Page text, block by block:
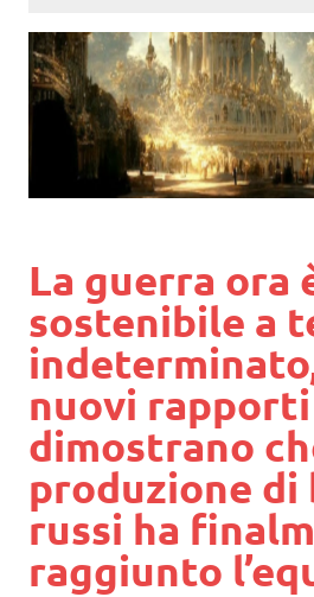
La guerra ora
sostenibile a
nuovi rapporti
dimostrano
produzione
russi ha
raggiunto